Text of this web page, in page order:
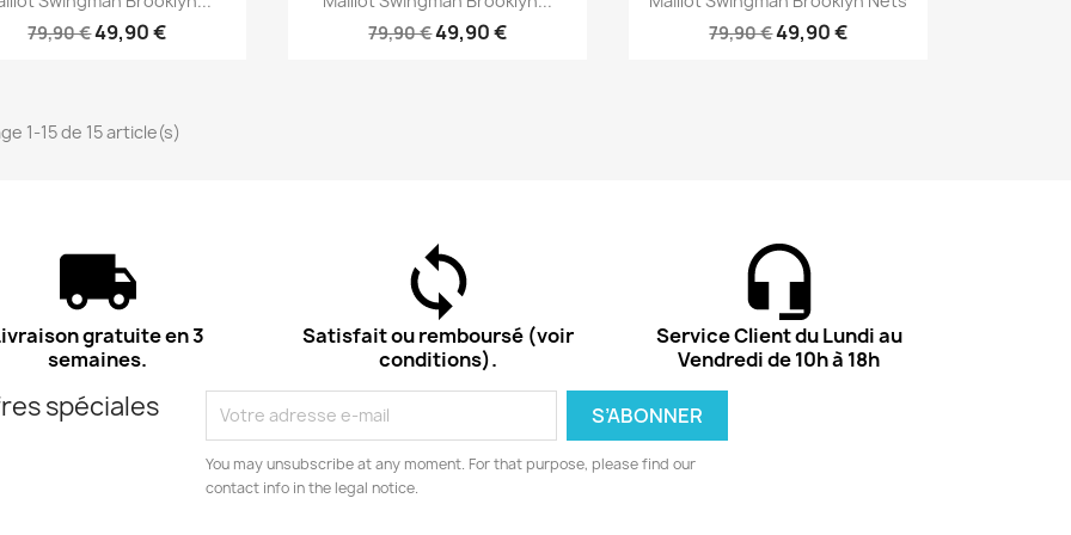
79,90 €49,90 €
79,90 €49,90 €
79,90 €49,90 €
1-15 de 15 article(s)
gratuite en 3
semaines.
Satisfait ou remboursé (voir
conditions).
Service Client du Lundi au
Vendredi de 10h à 18h
spéciales
You may unsubscribe at any moment. For that purpose, please find our
contact info in the legal notice.